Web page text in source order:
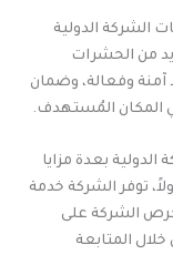
الشركة الدولية
من الحشرات
آمنة وفعالة، وضمان
المكان المُستهدف.
بعدة مزايا
توفر الشركة خدمة
الشركة على
المتابعة